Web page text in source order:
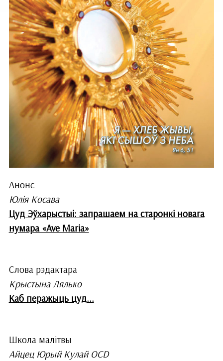
Анонс
Юлія Косава
Цуд Эўхарыстыі: запрашаем на старонкі новага
нумара «Ave Maria»
Слова рэдактара
Крыстына Лялько
Каб перажыць цуд...
Школа малітвы
Айцец Юрый Кулай OCD